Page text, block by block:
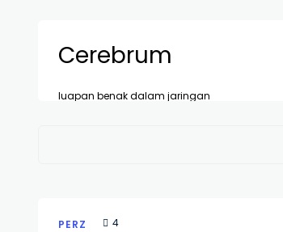
Cerebrum
luapan benak dalam jaringan
PERZ 4